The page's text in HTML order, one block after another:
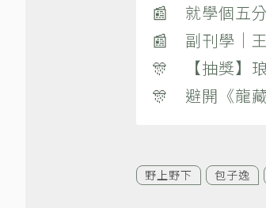
📰 就學個五
📰 副刊學｜
🎊 【抽獎】琅
🎊 避開《龍藏
野上野下 包子逸